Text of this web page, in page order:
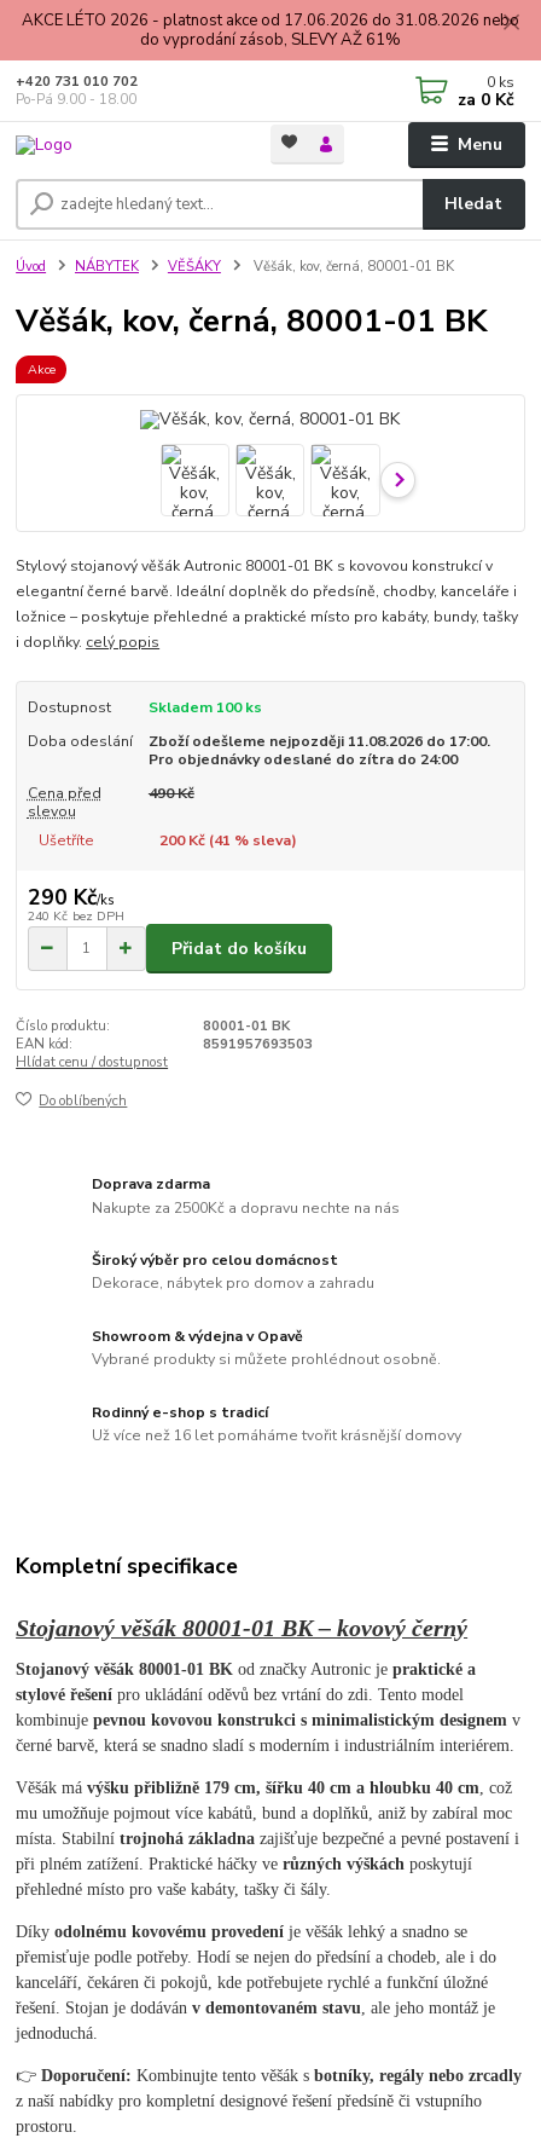
AKCE LÉTO 2026 - platnost akce od 17.06.2026 do 31.08.2026 nebo
do vyprodání zásob, SLEVY AŽ 61%
Menu
Hledat
+420 731 010 702
Po-Pá 9.00 - 18.00
0 ks
za 0 Kč
Úvod NÁBYTEK VĚŠÁKY Věšák, kov, černá, 80001-01 BK
Věšák, kov, černá, 80001-01 BK
Akce
Stylový stojanový věšák Autronic 80001-01 BK s kovovou konstrukcí v
elegantní černé barvě. Ideální doplněk do předsíně, chodby, kanceláře i
ložnice – poskytuje přehledné a praktické místo pro kabáty, bundy, tašky
i doplňky. celý popis
Dostupnost
Skladem 100 ks
Doba odeslání
Zboží odešleme nejpozději 11.08.2026 do 17:00.
Pro objednávky odeslané do zítra do 24:00
Cena před
slevou
490 Kč
Ušetříte 200 Kč (41 % sleva)
290 Kč/ks
240 Kč bez DPH
Přidat do košíku
Číslo produktu:
80001-01 BK
EAN kód:
8591957693503
Hlídat cenu / dostupnost
Do oblíbených
Doprava zdarma
Nakupte za 2500Kč a dopravu nechte na nás
Široký výběr pro celou domácnost
Dekorace, nábytek pro domov a zahradu
Showroom & výdejna v Opavě
Vybrané produkty si můžete prohlédnout osobně.
Rodinný e-shop s tradicí
Už více než 16 let pomáháme tvořit krásnější domovy
Kompletní specifikace
Stojanový věšák 80001-01 BK – kovový černý
Stojanový věšák 80001-01 BK od značky Autronic jepraktické a
stylové řešení pro ukládání oděvů bez vrtání do zdi. Tento model
kombinujepevnou kovovou konstrukci s minimalistickým designem v
černé barvě, která se snadno sladí s moderním i industriálním interiérem.
Věšák mávýšku přibližně 179 cm, šířku 40 cm a hloubku 40 cm, což
mu umožňuje pojmout více kabátů, bund a doplňků, aniž by zabíral moc
místa. Stabilnítrojnohá základna zajišťuje bezpečné a pevné postavení i
při plném zatížení. Praktické háčky verůzných výškách poskytují
přehledné místo pro vaše kabáty, tašky či šály.
Díkyodolnému kovovému provedení je věšák lehký a snadno se
přemisťuje podle potřeby. Hodí se nejen do předsíní a chodeb, ale i do
kanceláří, čekáren či pokojů, kde potřebujete rychlé a funkční úložné
řešení. Stojan je dodávánv demontovaném stavu, ale jeho montáž je
jednoduchá.
👉Doporučení: Kombinujte tento věšák sbotníky, regály nebo zrcadly
z naší nabídky pro kompletní designové řešení předsíně či vstupního
prostoru.